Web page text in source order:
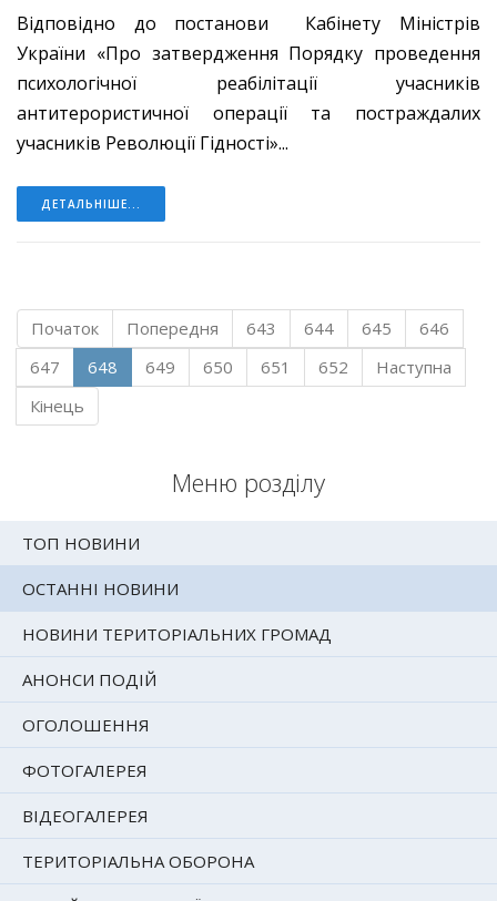
Меню розділу
ТОП НОВИНИ
ОСТАННІ НОВИНИ
НОВИНИ ТЕРИТОРІАЛЬНИХ ГРОМАД
АНОНСИ ПОДІЙ
ОГОЛОШЕННЯ
ФОТОГАЛЕРЕЯ
ВІДЕОГАЛЕРЕЯ
ТЕРИТОРІАЛЬНА ОБОРОНА
Відповідно до постанови Кабінету Міністрів
України «Про затвердження Порядку проведення
психологічної реабілітації учасників
антитерористичної операції та постраждалих
учасників Революції Гідності»...
ДЕТАЛЬНІШЕ...
Початок Попередня 643 644 645
646
647
648 649 650 651 652
Наступна
Кінець